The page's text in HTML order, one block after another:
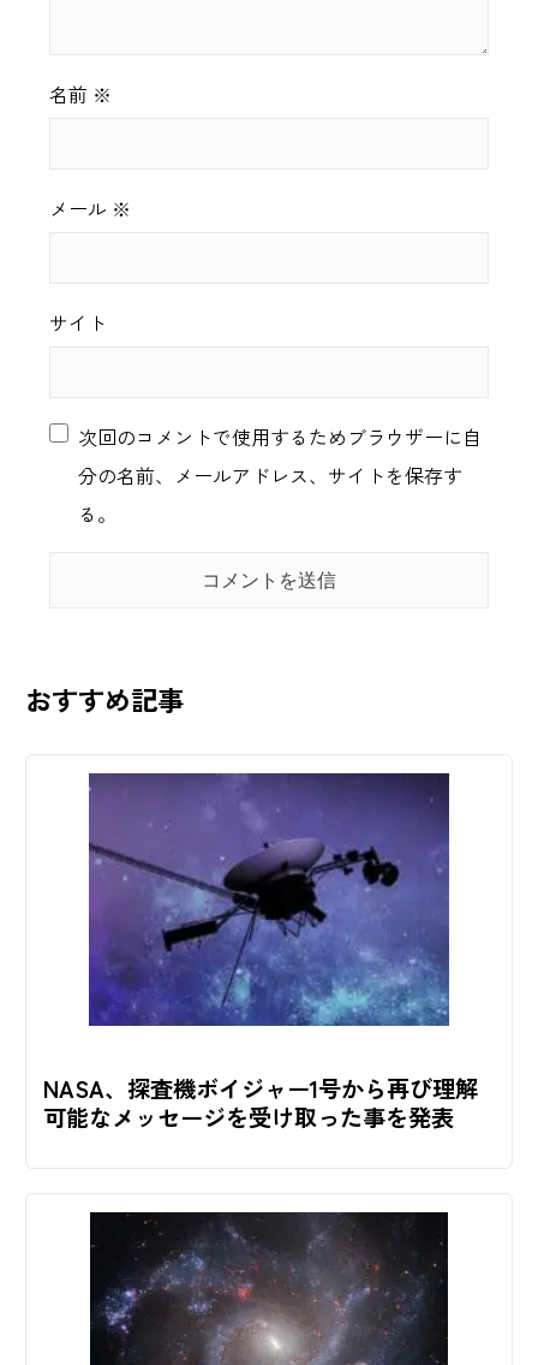
名前 ※
メール ※
サイト
次回のコメントで使用するためブラウザーに自
分の名前、メールアドレス、サイトを保存す
る。
おすすめ記事
NASA、探査機ボイジャー1号から再び理解
可能なメッセージを受け取った事を発表